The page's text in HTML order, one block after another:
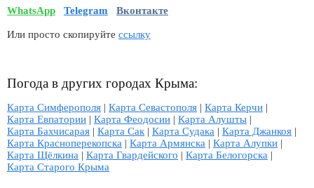
WhatsApp
Telegram Вконтакте
Или просто скопируйте ссылку
Погода в других городах Крыма:
Карта Симферополя | Карта Севастополя | Карта Керчи |
Карта Евпатории | Карта Феодосии | Карта Алушты |
Карта Бахчисарая | Карта Сак| Карта Судака | Карта Джанкоя |
Карта Красноперекопска | Карта Армянска | Карта Алупки |
Карта Щёлкина | Карта Гвардейского | Карта Белогорска |
Карта Старого Крыма